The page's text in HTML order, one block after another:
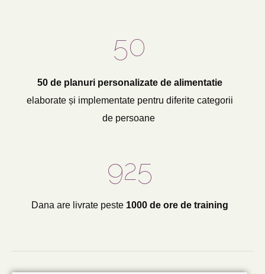
50
50 de planuri personalizate de alimentatie
elaborate și implementate pentru diferite categorii
de persoane
1,000
Dana are livrate peste 1000 de ore de training